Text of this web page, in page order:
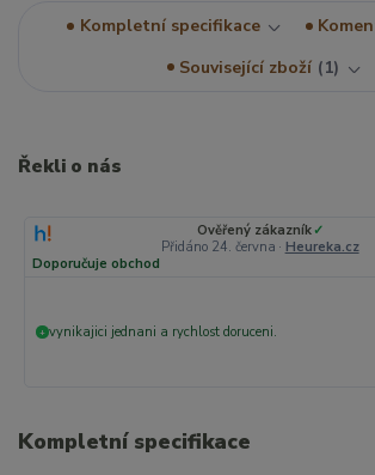
Kompletní specifikace
Související zboží
1
Řekli o nás
Ověřený zákazník ✓
Přidáno 24. června · Heureka.cz
Doporučuje obchod
+ vynikajici jednani a rychlost doruceni.
Kompletní specifikace